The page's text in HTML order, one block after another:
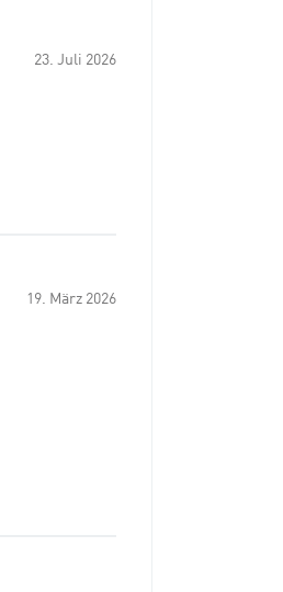
23. Juli 2026
19. März 2026